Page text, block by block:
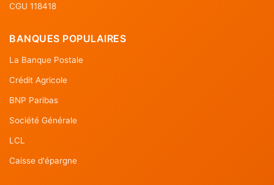
CGU 118418
BANQUES POPULAIRES
La Banque Postale
Crédit Agricole
BNP Paribas
Société Générale
LCL
Caisse d'épargne